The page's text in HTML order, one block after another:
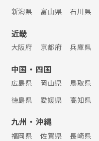
新潟県
富山県 石川県
近畿
大阪府 京都府 兵庫県
中国・四国
広島県 岡山県 鳥取県
徳島県
愛媛県 高知県
九州・沖縄
福岡県 佐賀県 長崎県